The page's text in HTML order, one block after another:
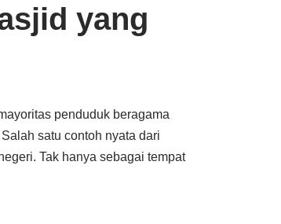
yang
penduduk beragama
satu contoh nyata dari
Tak hanya sebagai tempat